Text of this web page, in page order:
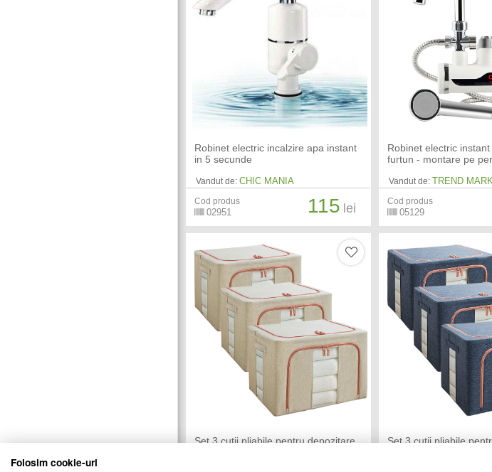
Robinet electric incalzire apa instant
in 5 secunde
Vandut de: CHIC MANIA
Cod produs
02951 115 lei
Robinet electric
furtun - montare pe
Vandut de: TREND
Cod produs
05129
Set 3 cutii pliabile pentru depozitare,
Set 3 cutii pliabile
Folosim cookie-uri